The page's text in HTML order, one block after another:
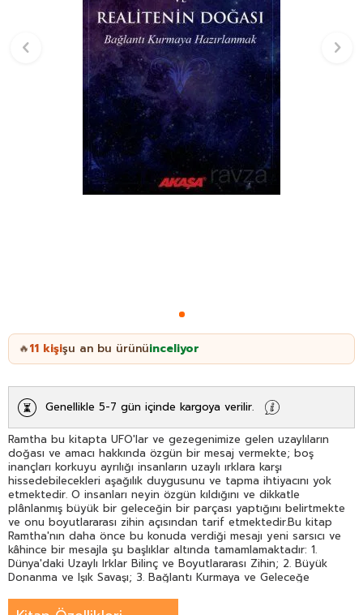
🔥11 kişişu an bu ürünüinceliyor
Genellikle 5-7 gün içinde kargoya verilir.
Ramtha bu kitapta UFO'lar ve gezegenimize gelen uzaylıların
doğası ve amacı hakkında özgün bir mesaj vermekte; boş
inançları korkuyu ayrılığı insanların uzaylı ırklara karşı
hissedebilecekleri aşağılık duygusunu ve tapma ihtiyacını yok
etmektedir. O insanları neyin özgün kıldığını ve dikkatle
plânlanmış büyük bir geleceğin bir parçası yaptığını belirtmekte
ve onu boyutlararası zihin açısından tarif etmektedir.Bu kitap
Ramtha'nın daha önce bu konuda verdiği mesajı yeni sarsıcı ve
kâhince bir mesajla şu başlıklar altında tamamlamaktadır: 1.
Dünya'daki Uzaylı Irklar Bilinç ve Boyutlararası Zihin; 2. Büyük
Donanma ve Işık Savaşı; 3. Bağlantı Kurmaya ve Geleceğe
karşıya bulunduğumuz Yerküre değişikliklerinden ve zorluklardan